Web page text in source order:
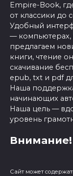
Empire-Book,
от классики до
Удобный
— компьютерах,
предлагаем
книги, чтение
скачивание
epub, txt и pdf
Наша
начинающих
Наша цель —
уровень
Внимание!
Сайт может